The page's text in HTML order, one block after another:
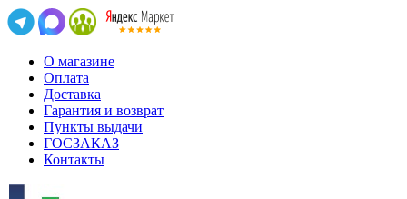
О магазине
Оплата
Доставка
Гарантия и возврат
Пункты выдачи
ГОСЗАКАЗ
Контакты